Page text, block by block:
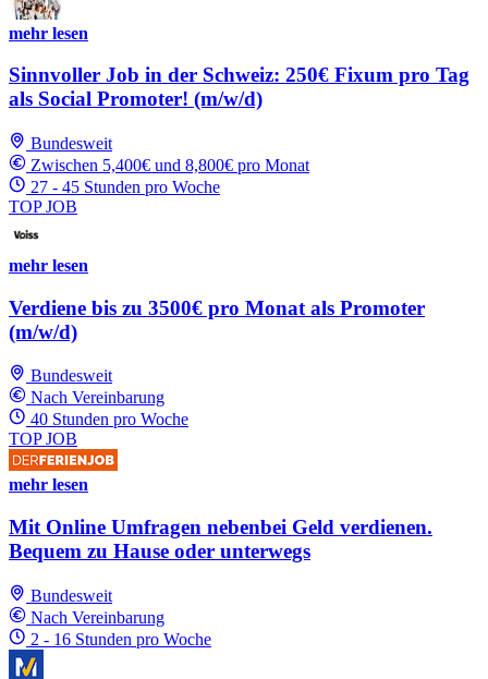
mehr lesen
Sinnvoller Job in der Schweiz: 250€ Fixum pro Tag
als Social Promoter! (m/w/d)
Bundesweit
Zwischen 5,400€ und 8,800€ pro Monat
27 - 45 Stunden pro Woche
TOP JOB
mehr lesen
Verdiene bis zu 3500€ pro Monat als Promoter
(m/w/d)
Bundesweit
Nach Vereinbarung
40 Stunden pro Woche
TOP JOB
mehr lesen
Mit Online Umfragen nebenbei Geld verdienen.
Bequem zu Hause oder unterwegs
Bundesweit
Nach Vereinbarung
2 - 16 Stunden pro Woche